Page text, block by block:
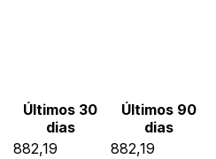
Últimos 30
dias
Últimos 90
dias
882,19
882,19